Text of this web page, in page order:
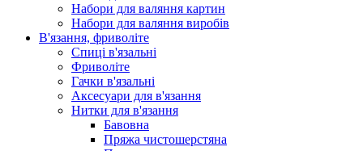
Набори для валяння картин
Набори для валяння виробів
В'язання, фриволіте
Спиці в'язальні
Фриволіте
Гачки в'язальні
Аксесуари для в'язання
Нитки для в'язання
Бавовна
Пряжа чистошерстяна